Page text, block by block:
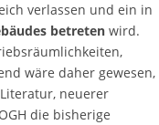
verlassen und ein in
betretenwird.
wäre daher gewesen,
neuerer
die bisherige